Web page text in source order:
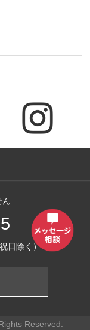
ん
日除く）
Reserved.